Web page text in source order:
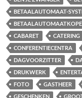
BETAALAUTOMAAT-
CABARET
CATERING
CONFERENTIECENTRA
DAGVOORZITTER
DRUKWERK
FOTO
GASTHEER
GESCHENKEN